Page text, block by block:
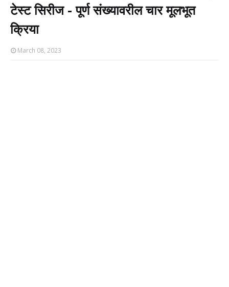
टेस्ट सिरीज - पूर्ण संख्यावरील चार मूलभूत
क्रिया
March 08, 2023